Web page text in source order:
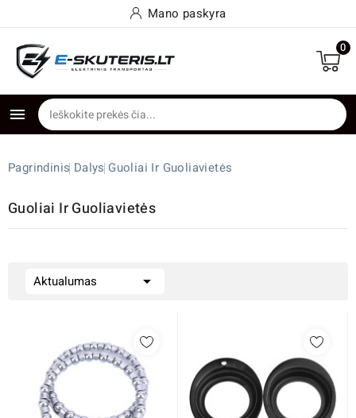
Mano paskyra
0

Pagrindinis Dalys Guoliai Ir Guoliavietės
Guoliai Ir Guoliavietės
Aktualumas 